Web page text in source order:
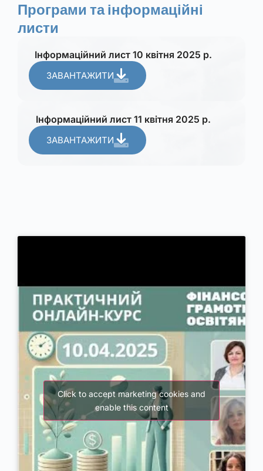
Програми та інформаційні
листи
Інформаційний лист 10 квітня 2025 р.
ЗАВАНТАЖИТИ
Інформаційний лист 11 квітня 2025 р.
ЗАВАНТАЖИТИ
Click to accept marketing cookies and
enable this content